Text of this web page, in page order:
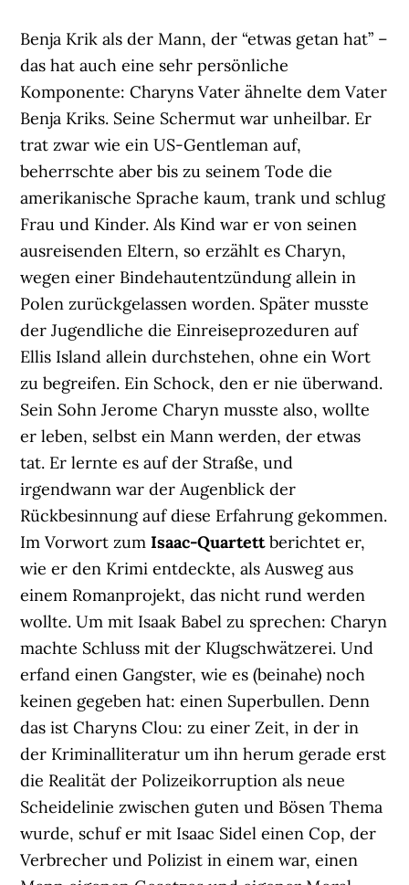
Benja Krik als der Mann, der “etwas getan hat” –
das hat auch eine sehr persönliche
Komponente: Charyns Vater ähnelte dem Vater
Benja Kriks. Seine Schermut war unheilbar. Er
trat zwar wie ein US-Gentleman auf,
beherrschte aber bis zu seinem Tode die
amerikanische Sprache kaum, trank und schlug
Frau und Kinder. Als Kind war er von seinen
ausreisenden Eltern, so erzählt es Charyn,
wegen einer Bindehautentzündung allein in
Polen zurückgelassen worden. Später musste
der Jugendliche die Einreiseprozeduren auf
Ellis Island allein durchstehen, ohne ein Wort
zu begreifen. Ein Schock, den er nie überwand.
Sein Sohn Jerome Charyn musste also, wollte
er leben, selbst ein Mann werden, der etwas
tat. Er lernte es auf der Straße, und
irgendwann war der Augenblick der
Rückbesinnung auf diese Erfahrung gekommen.
Im Vorwort zumIsaac-Quartettberichtet er,
wie er den Krimi entdeckte, als Ausweg aus
einem Romanprojekt, das nicht rund werden
wollte. Um mit Isaak Babel zu sprechen: Charyn
machte Schluss mit der Klugschwätzerei. Und
erfand einen Gangster, wie es (beinahe) noch
keinen gegeben hat: einen Superbullen. Denn
das ist Charyns Clou: zu einer Zeit, in der in
der Kriminalliteratur um ihn herum gerade erst
die Realität der Polizeikorruption als neue
Scheidelinie zwischen guten und Bösen Thema
wurde, schuf er mit Isaac Sidel einen Cop, der
Verbrecher und Polizist in einem war, einen